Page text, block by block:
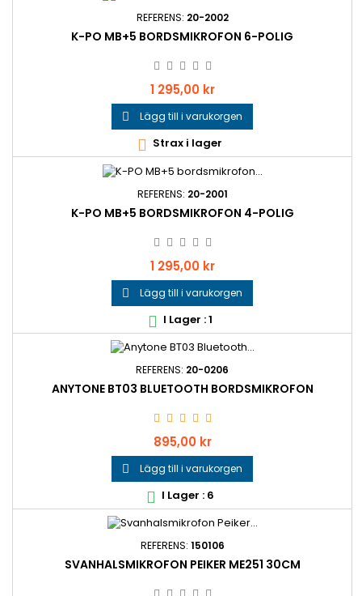
REFERENS: 20-2002
K-PO MB+5 BORDSMIKROFON 6-POLIG
Pris
1 295,00 kr
 Lägg till i varukorgen
 Strax i lager
REFERENS: 20-2001
K-PO MB+5 BORDSMIKROFON 4-POLIG
Pris
1 295,00 kr
 Lägg till i varukorgen
 I Lager : 1
REFERENS: 20-0206
ANYTONE BT03 BLUETOOTH BORDSMIKROFON
Pris
895,00 kr
 Lägg till i varukorgen
 I Lager : 6
REFERENS: 150106
SVANHALSMIKROFON PEIKER ME251 30CM